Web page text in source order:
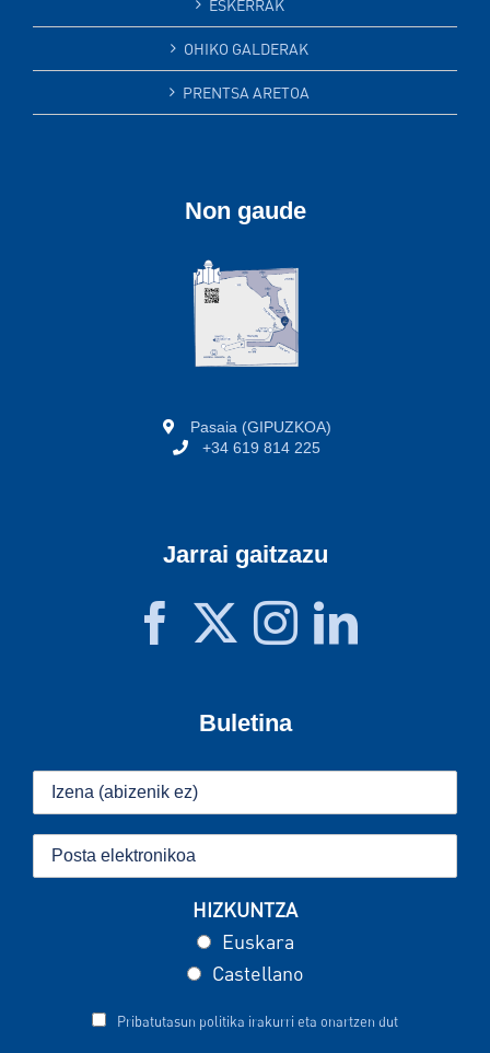
ESKERRAK
OHIKO GALDERAK
PRENTSA ARETOA
Non gaude
Pasaia (GIPUZKOA)
+34 619 814 225
Jarrai gaitzazu
Buletina
HIZKUNTZA
Euskara
Castellano
Pribatutasun politika irakurri eta onartzen dut